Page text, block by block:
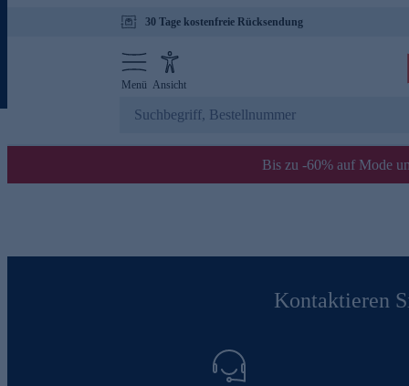
30 Tage kostenfreie Rücksendung
Menü Ansicht
Bis zu -60% auf Mode
Kontaktieren